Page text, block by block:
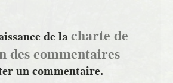
de lacharte de
des commentaires
un commentaire.